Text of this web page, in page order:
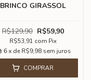
BRINCO GIRASSOL
R$129,90 R$59,90
R$53,91 com Pix
6 x de R$9,98 sem juros
COMPRAR